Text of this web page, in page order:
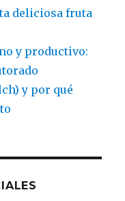
deliciosa fruta
y productivo:
y por qué